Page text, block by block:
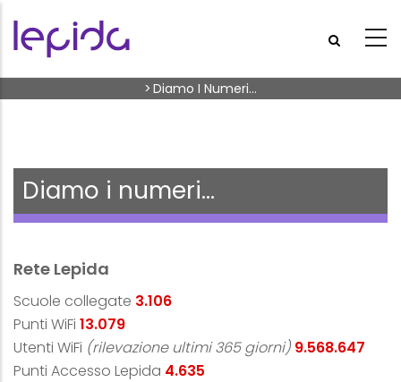
Breadcrumb
> Diamo I Numeri...
Diamo i numeri...
Rete Lepida
Scuole collegate 3.106
Punti WiFi 13.079
Utenti WiFi (rilevazione ultimi 365 giorni) 9.568.647
Punti Accesso Lepida 4.635